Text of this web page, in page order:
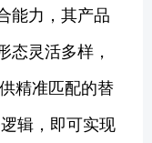
能力，其产品
态灵活多样，
精准匹配的替
辑，即可实现